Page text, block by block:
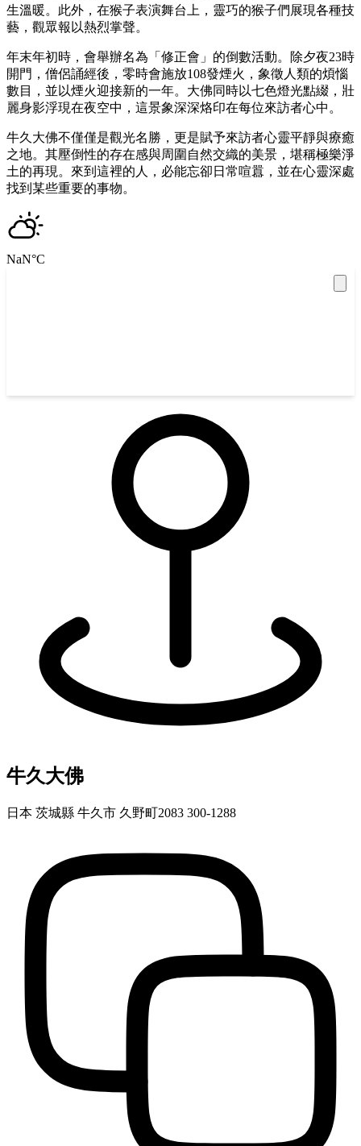
生溫暖。此外，在猴子表演舞台上，靈巧的猴子們展現各種技
藝，觀眾報以熱烈掌聲。
年末年初時，會舉辦名為「修正會」的倒數活動。除夕夜23時
開門，僧侶誦經後，零時會施放108發煙火，象徵人類的煩惱
數目，並以煙火迎接新的一年。大佛同時以七色燈光點綴，壯
麗身影浮現在夜空中，這景象深深烙印在每位來訪者心中。
牛久大佛不僅僅是觀光名勝，更是賦予來訪者心靈平靜與療癒
之地。其壓倒性的存在感與周圍自然交織的美景，堪稱極樂淨
土的再現。來到這裡的人，必能忘卻日常喧囂，並在心靈深處
找到某些重要的事物。
NaN°C
牛久大佛
日本 茨城縣 牛久市 久野町2083 300-1288